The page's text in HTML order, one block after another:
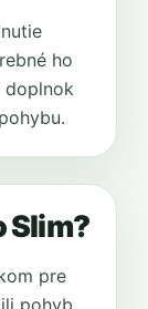
ho
doplnok
Slim?
pre
pohyb,